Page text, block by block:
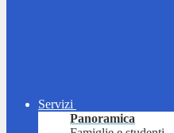
Servizi
Panoramica